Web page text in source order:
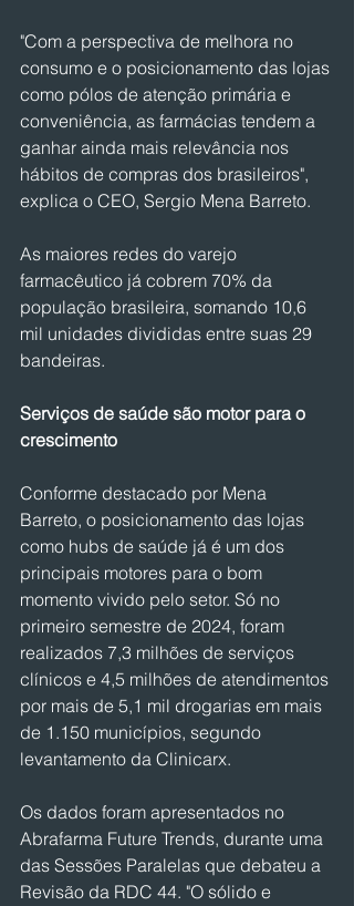
"Com a perspectiva de melhora no
consumo e o posicionamento das lojas
como pólos de atenção primária e
conveniência, as farmácias tendem a
ganhar ainda mais relevância nos
hábitos de compras dos brasileiros",
explica o CEO, Sergio Mena Barreto.
As maiores redes do varejo
farmacêutico já cobrem 70% da
população brasileira, somando 10,6
mil unidades divididas entre suas 29
bandeiras.
Serviços de saúde são motor para o
crescimento
Conforme destacado por Mena
Barreto, o posicionamento das lojas
como hubs de saúde já é um dos
principais motores para o bom
momento vivido pelo setor. Só no
primeiro semestre de 2024, foram
realizados 7,3 milhões de serviços
clínicos e 4,5 milhões de atendimentos
por mais de 5,1 mil drogarias em mais
de 1.150 municípios, segundo
levantamento da Clinicarx.
Os dados foram apresentados no
Abrafarma Future Trends, durante uma
das Sessões Paralelas que debateu a
Revisão da RDC 44. "O sólido e